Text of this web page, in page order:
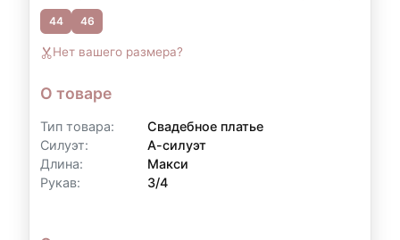
44 46
Нет вашего размера?
О товаре
Тип товара:
Свадебное платье
Силуэт:
А-силуэт
Длина:
Макси
Рукав:
3/4
Контакты для уточнения:
По всем вопросам, связанным с
оформлением рассрочки, вы можете
Телефон:
+7 (903) 718-28-15
WhatsApp:
+7 (903) 718-28-15